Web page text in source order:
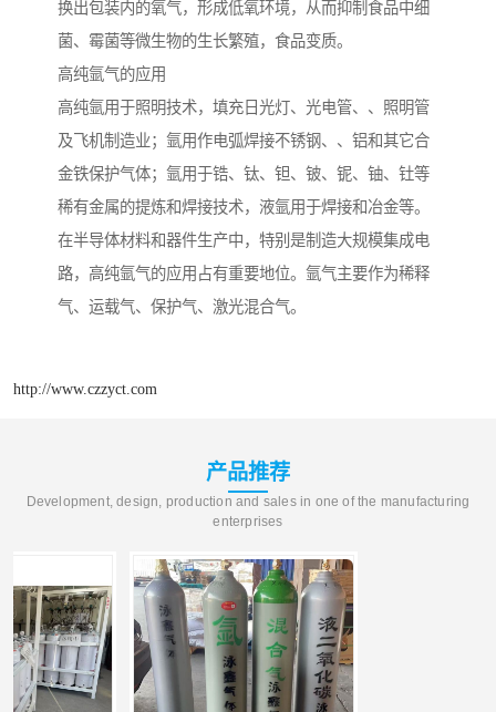
换出包装内的氧气，形成低氧环境，从而抑制食品中细
菌、霉菌等微生物的生长繁殖，食品变质。
高纯氩气的应用
高纯氩用于照明技术，填充日光灯、光电管、、照明管
及飞机制造业；氩用作电弧焊接不锈钢、、铝和其它合
金铁保护气体；氩用于锆、钛、钽、铍、铌、铀、钍等
稀有金属的提炼和焊接技术，液氩用于焊接和冶金等。
在半导体材料和器件生产中，特别是制造大规模集成电
路，高纯氩气的应用占有重要地位。氩气主要作为稀释
气、运载气、保护气、激光混合气。
http://www.czzyct.com
产品推荐
Development, design, production and sales in one of the manufacturing
enterprises